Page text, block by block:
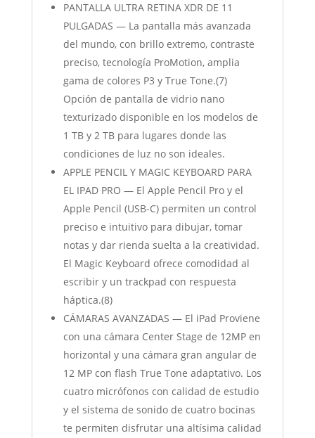
PANTALLA ULTRA RETINA XDR DE 11
PULGADAS — La pantalla más avanzada
del mundo, con brillo extremo, contraste
preciso, tecnología ProMotion, amplia
gama de colores P3 y True Tone.(7)
Opción de pantalla de vidrio nano
texturizado disponible en los modelos de
1 TB y 2 TB para lugares donde las
condiciones de luz no son ideales.
APPLE PENCIL Y MAGIC KEYBOARD PARA
EL IPAD PRO — El Apple Pencil Pro y el
Apple Pencil (USB-C) permiten un control
preciso e intuitivo para dibujar, tomar
notas y dar rienda suelta a la creatividad.
El Magic Keyboard ofrece comodidad al
escribir y un trackpad con respuesta
háptica.(8)
CÁMARAS AVANZADAS — El iPad Proviene
con una cámara Center Stage de 12MP en
horizontal y una cámara gran angular de
12 MP con flash True Tone adaptativo. Los
cuatro micrófonos con calidad de estudio
y el sistema de sonido de cuatro bocinas
te permiten disfrutar una altísima calidad